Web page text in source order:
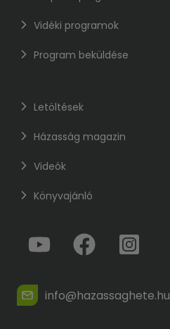
Vidéki programok
Program beküldése
Letöltések
Házasság magazin
Videók
Könyvajánló
info@hazassaghete.hu